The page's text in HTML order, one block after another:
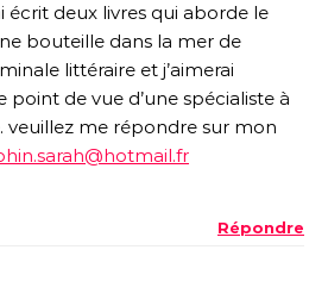
écrit deux livres qui aborde le
bouteille dans la mer de
littéraire et j’aimerai
de vue d’une spécialiste à
veuillez me répondre sur mon
Répondre